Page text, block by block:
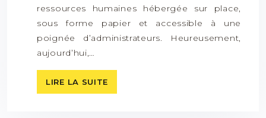
ressources humaines hébergée sur place,
sous forme papier et accessible à une
poignée d’administrateurs. Heureusement,
aujourd’hui,…
LIRE LA SUITE